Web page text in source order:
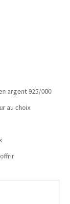
argent 925/000
au choix